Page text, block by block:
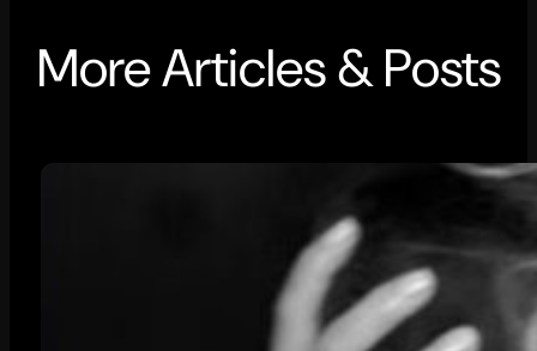
More Articles & Posts